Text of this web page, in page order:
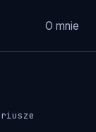
O mnie